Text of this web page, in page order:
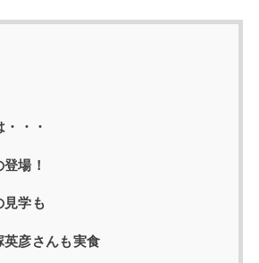
・・
場！
見学も
英彦さんも実食